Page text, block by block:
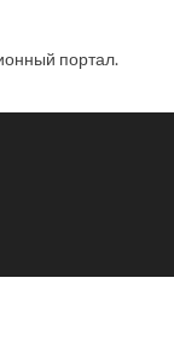
портал.